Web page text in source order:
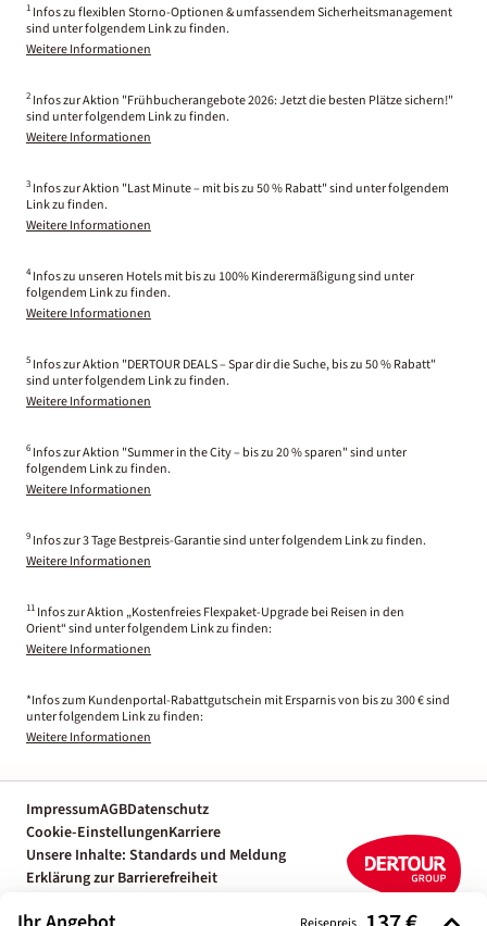
1 Infos zu flexiblen Storno-Optionen & umfassendem Sicherheitsmanagement
sind unter folgendem Link zu finden.
Weitere Informationen
2 Infos zur Aktion "Frühbucherangebote 2026: Jetzt die besten Plätze sichern!"
sind unter folgendem Link zu finden.
Weitere Informationen
3 Infos zur Aktion "Last Minute – mit bis zu 50 % Rabatt" sind unter folgendem
Link zu finden.
Weitere Informationen
4 Infos zu unseren Hotels mit bis zu 100% Kinderermäßigung sind unter
folgendem Link zu finden.
Weitere Informationen
5 Infos zur Aktion "DERTOUR DEALS – Spar dir die Suche, bis zu 50 % Rabatt"
sind unter folgendem Link zu finden.
Weitere Informationen
6 Infos zur Aktion "Summer in the City – bis zu 20 % sparen" sind unter
folgendem Link zu finden.
Weitere Informationen
9 Infos zur 3 Tage Bestpreis-Garantie sind unter folgendem Link zu finden.
Weitere Informationen
11 Infos zur Aktion „Kostenfreies Flexpaket-Upgrade bei Reisen in den
Orient“ sind unter folgendem Link zu finden:
Weitere Informationen
*Infos zum Kundenportal-Rabattgutschein mit Ersparnis von bis zu 300 € sind
unter folgendem Link zu finden:
Weitere Informationen
ImpressumAGBDatenschutz
Cookie-EinstellungenKarriere
Unsere Inhalte: Standards und Meldung
Erklärung zur Barrierefreiheit